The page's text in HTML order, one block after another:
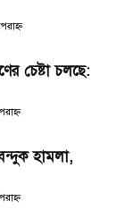
চেষ্টা চলছে:
বন্দুক হামলা,